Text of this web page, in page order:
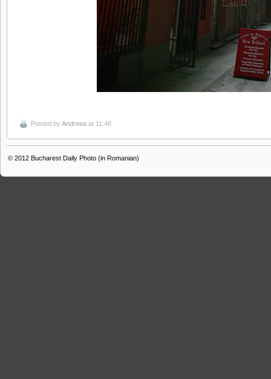
Posted byAndreea at 11:48
© 2012 Bucharest Daily Photo (in Romanian)